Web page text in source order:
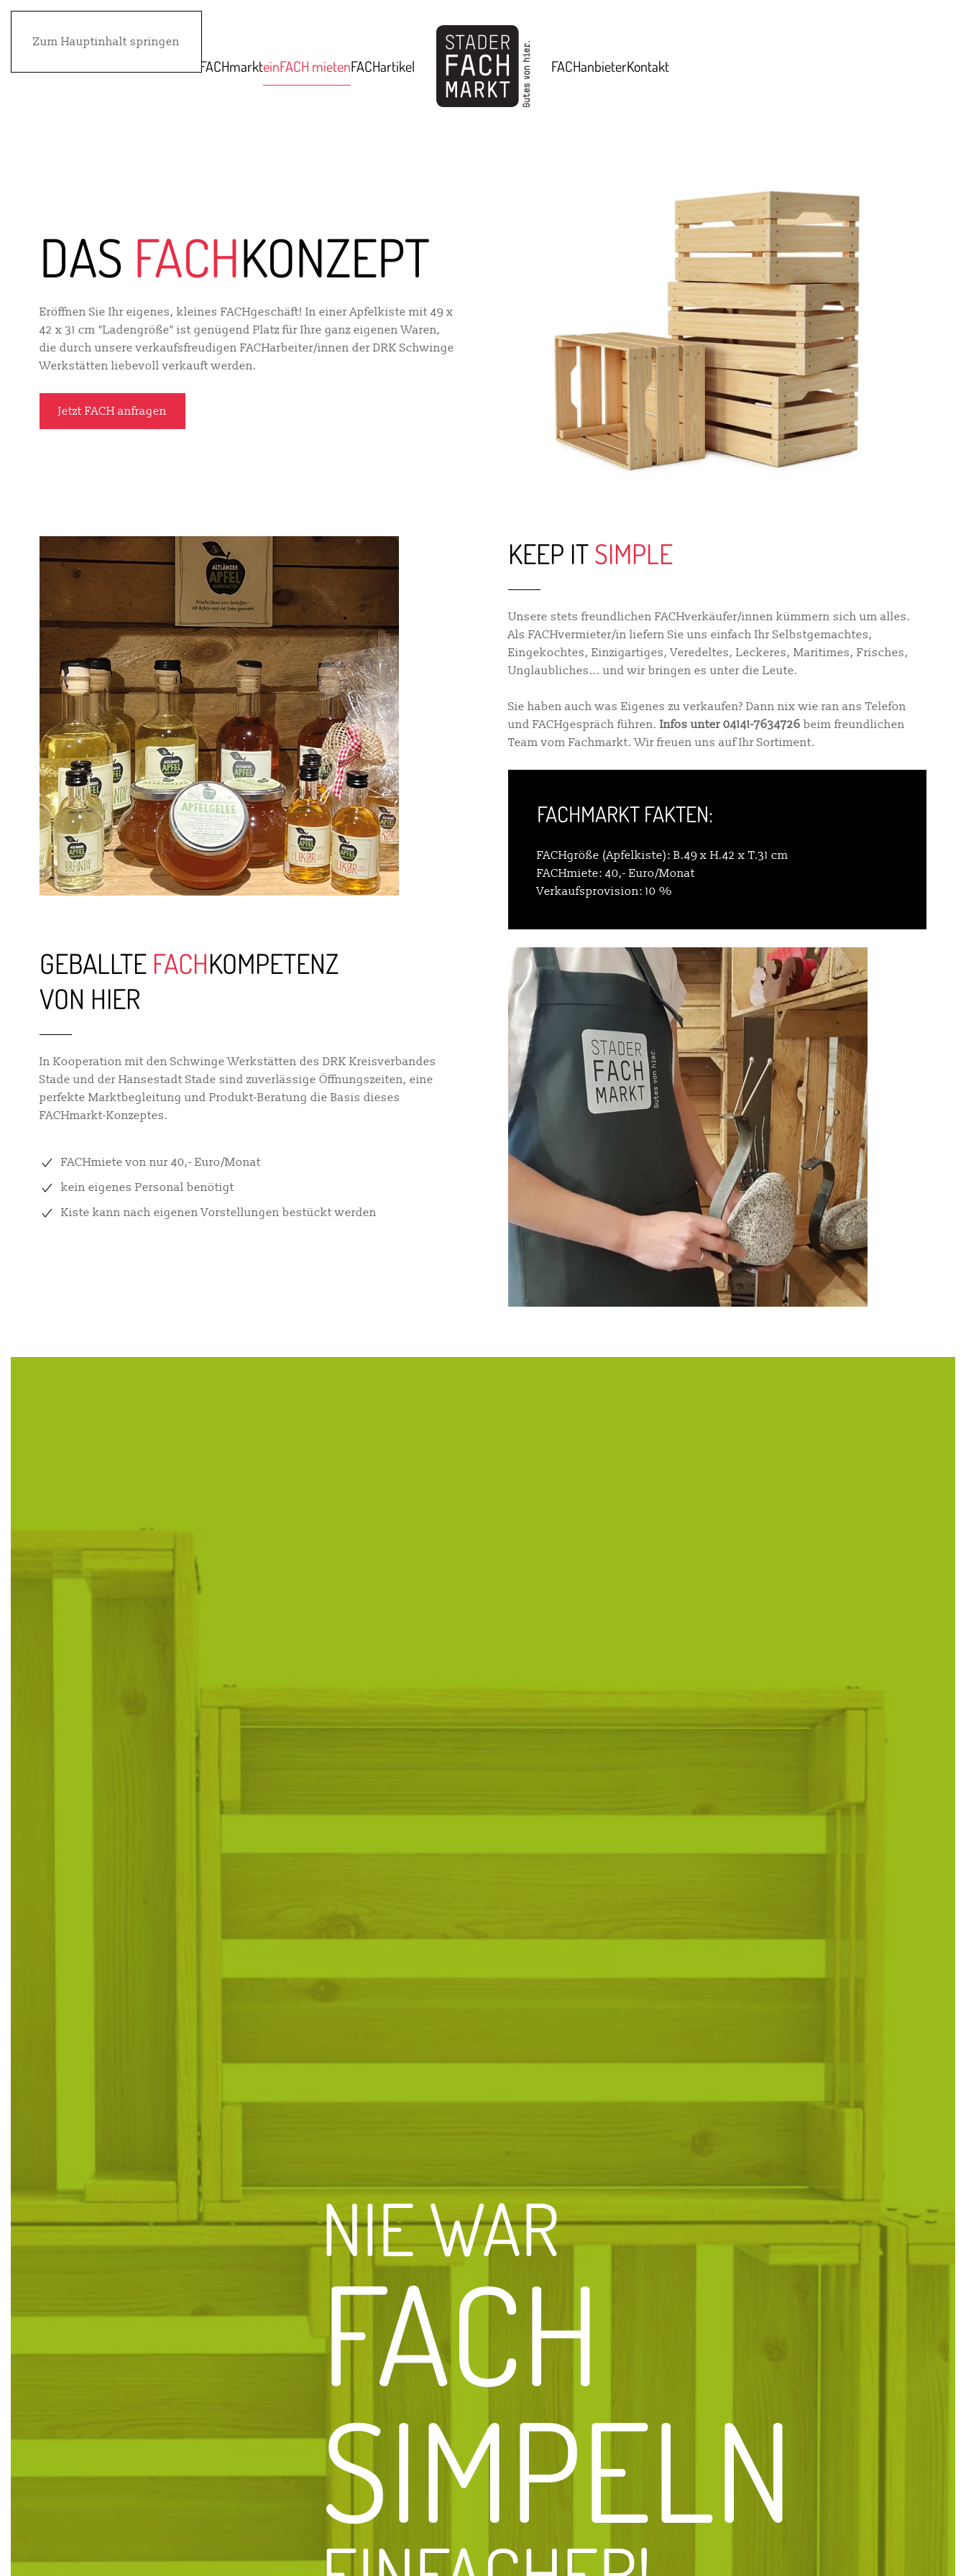
Zum Hauptinhalt springen
FACHmarkteinFACH mietenFACHartikel FACHanbieterKontakt
DAS FACHKONZEPT
Eröffnen Sie Ihr eigenes, kleines FACHgeschäft! In einer Apfelkiste mit 49 x
42 x 31 cm "Ladengröße" ist genügend Platz für Ihre ganz eigenen Waren,
die durch unsere verkaufsfreudigen FACHarbeiter/innen der DRK Schwinge
Werkstätten liebevoll verkauft werden.
Jetzt FACH anfragen
KEEP ITSIMPLE
Unsere stets freundlichen FACHverkäufer/innen kümmern sich um alles.
Als FACHvermieter/in liefern Sie uns einfach Ihr Selbstgemachtes,
Eingekochtes, Einzigartiges, Veredeltes, Leckeres, Maritimes, Frisches,
Unglaubliches... und wir bringen es unter die Leute.
Sie haben auch was Eigenes zu verkaufen? Dann nix wie ran ans Telefon
und FACHgespräch führen. Infos unter 04141-7634726 beim freundlichen
Team vom Fachmarkt. Wir freuen uns auf Ihr Sortiment.
FACHMARKT FAKTEN:
FACHgröße (Apfelkiste): B.49 x H.42 x T.31 cm
FACHmiete: 40,- Euro/Monat
Verkaufsprovision: 10 %
GEBALLTE FACHKOMPETENZ
VON HIER
In Kooperation mit den Schwinge Werkstätten des DRK Kreisverbandes
Stade und der Hansestadt Stade sind zuverlässige Öffnungszeiten, eine
perfekte Marktbegleitung und Produkt-Beratung die Basis dieses
FACHmarkt-Konzeptes.
FACHmiete von nur 40,- Euro/Monat
kein eigenes Personal benötigt
Kiste kann nach eigenen Vorstellungen bestückt werden
NIE WAR
FACH
SIMPELN